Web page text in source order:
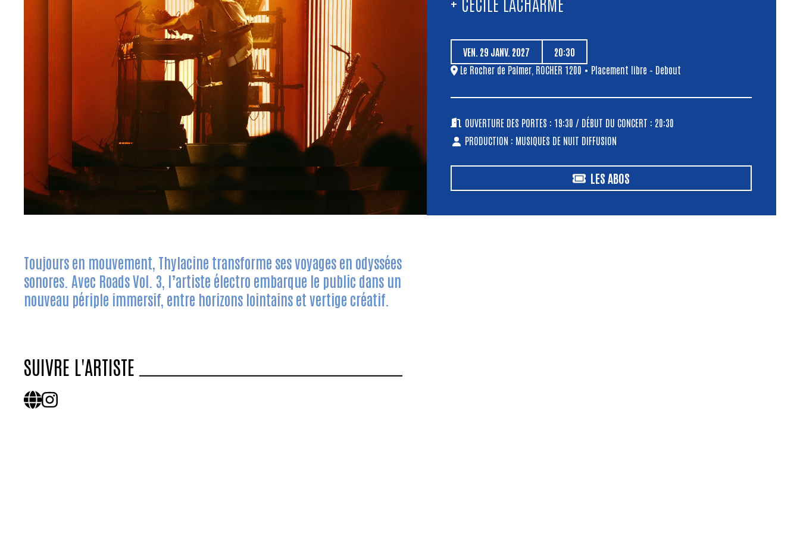
Toujours en mouvement, Thylacine transforme ses voyages en odyssées
sonores. Avec Roads Vol. 3 , l’artiste électro embarque le public dans un
nouveau périple immersif, entre horizons lointains et vertige créatif.
SUIVRE L'ARTISTE
VEN. 29 JANV. 2027
20:30
Le Rocher de Palmer, ROCHER 1200 • Placement libre – Debout
OUVERTURE DES PORTES : 19:30 / DÉBUT DU CONCERT : 20:30
PRODUCTION : MUSIQUES DE NUIT DIFFUSION
LES ABOS